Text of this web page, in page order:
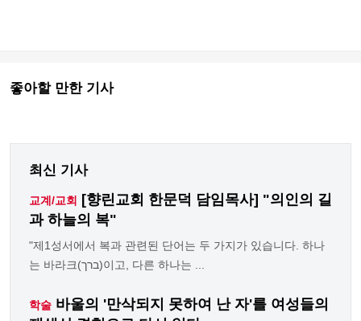
좋아할 만한 기사
최신 기사
교계/교회
[향린교회 한문덕 담임목사] "의인의 길
과 하늘의 복"
"제1성서에서 복과 관련된 단어는 두 가지가 있습니다. 하나
는 바라크(ברך)이고, 다른 하나는 ...
학술 바울의 '만삭되지 못하여 난 자'를 여성들의